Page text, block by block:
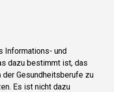
Informations- und
dazu bestimmt ist, das
der Gesundheitsberufe zu
Es ist nicht dazu